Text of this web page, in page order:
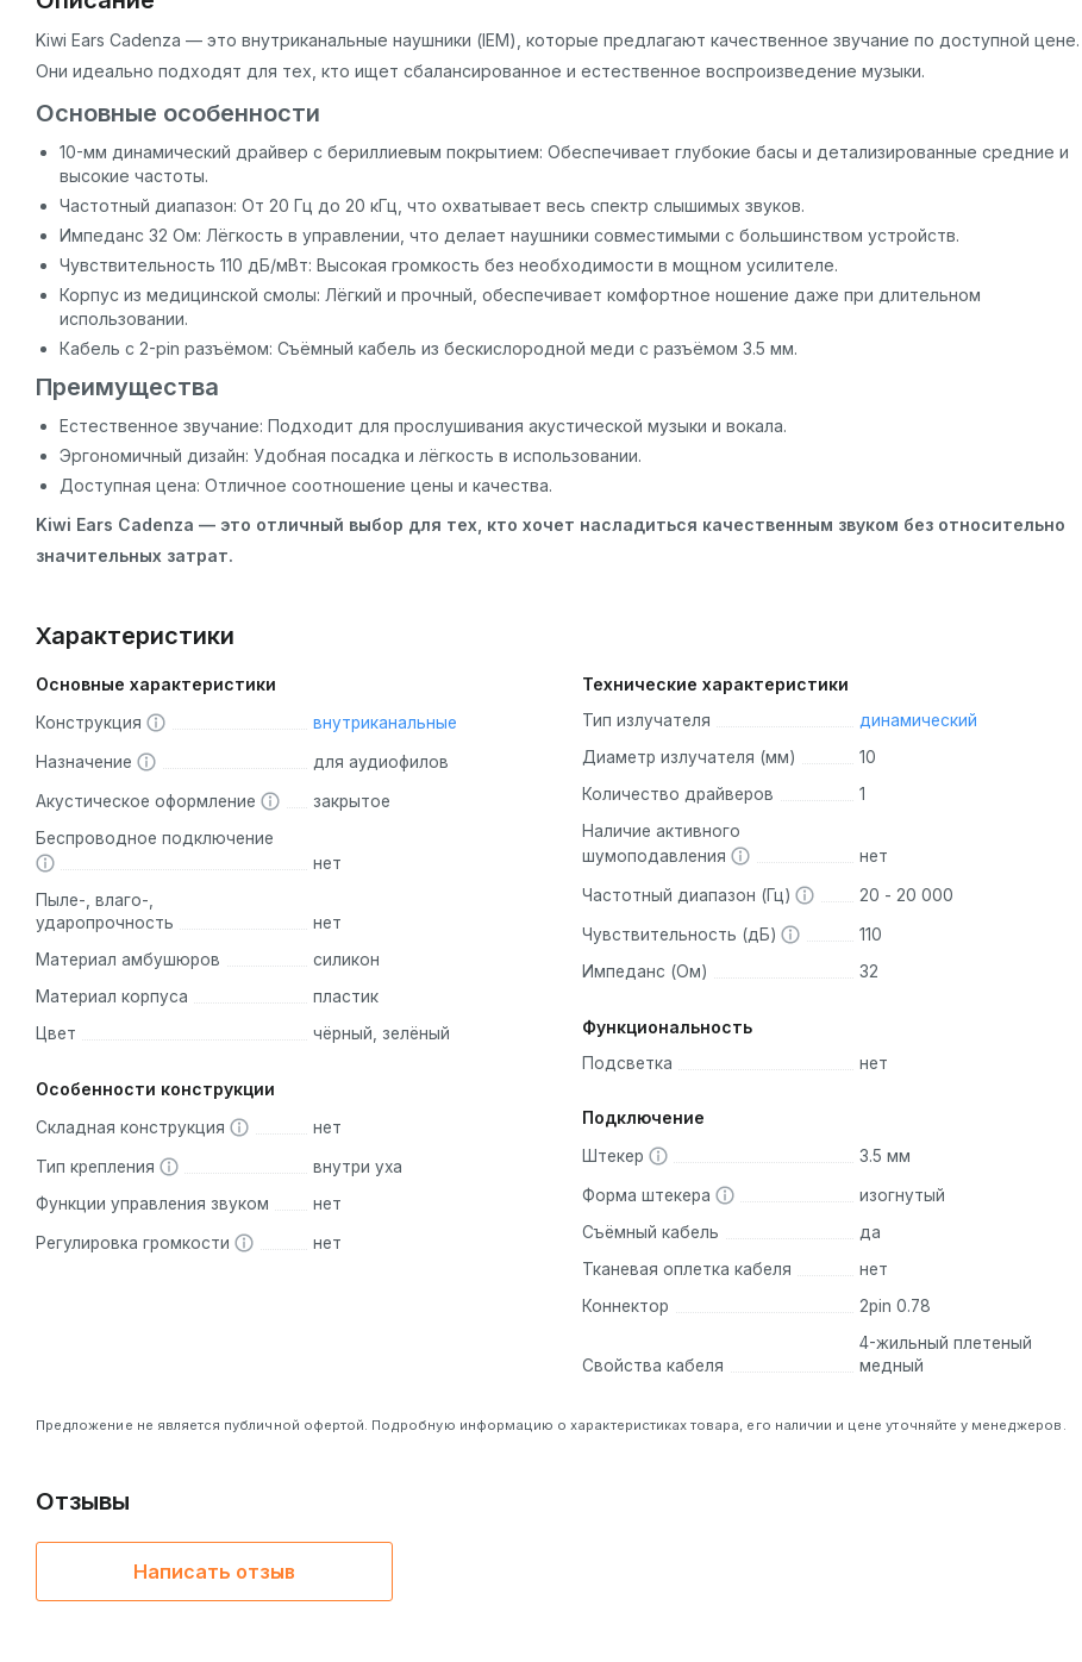
Kiwi Ears Cadenza — это внутриканальные наушники (IEM), которые предлагают качественное звучание по доступной цене.
Они идеально подходят для тех, кто ищет сбалансированное и естественное воспроизведение музыки.
Основные особенности
10-мм динамический драйвер с бериллиевым покрытием: Обеспечивает глубокие басы и детализированные средние и
высокие частоты.
Частотный диапазон: От 20 Гц до 20 кГц, что охватывает весь спектр слышимых звуков.
Импеданс 32 Ом: Лёгкость в управлении, что делает наушники совместимыми с большинством устройств.
Чувствительность 110 дБ/мВт: Высокая громкость без необходимости в мощном усилителе.
Корпус из медицинской смолы: Лёгкий и прочный, обеспечивает комфортное ношение даже при длительном
использовании.
Кабель с 2-pin разъёмом: Съёмный кабель из бескислородной меди с разъёмом 3.5 мм.
Преимущества
Естественное звучание: Подходит для прослушивания акустической музыки и вокала.
Эргономичный дизайн: Удобная посадка и лёгкость в использовании.
Доступная цена: Отличное соотношение цены и качества.
Kiwi Ears Cadenza — это отличный выбор для тех, кто хочет насладиться качественным звуком без относительно
значительных затрат.
Характеристики
Основные характеристики
Конструкция внутриканальные
Назначение для аудиофилов
Акустическое оформление
закрытое
Беспроводное подключение
нет
Пыле-, влаго-,
ударопрочность
нет
Материал амбушюров
силикон
Материал корпуса
пластик
Цвет
чёрный, зелёный
Особенности конструкции
Складная конструкция нет
Тип крепления
внутри уха
Функции управления звуком
нет
Регулировка громкости нет
Технические характеристики
Тип излучателя
динамический
Диаметр излучателя (мм)
10
Количество драйверов
1
Наличие активного
шумоподавления
нет
Частотный диапазон (Гц) 20 - 20 000
Чувствительность (дБ)
110
Импеданс (Ом)
32
Функциональность
Подсветка нет
Подключение
Штекер 3.5 мм
Форма штекера
изогнутый
Съёмный кабель
да
Тканевая оплетка кабеля
нет
Коннектор
2pin 0.78
Свойства кабеля
4-жильный плетеный
медный
Предложение не является публичной офертой. Подробную информацию о характеристиках товара, его наличии и цене уточняйте у менеджеров.
Отзывы
Написать отзыв